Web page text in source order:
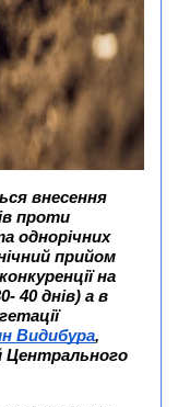
внесення
проти
однорічних
прийом
на
40 днів) а в
Видибура,
Центрального